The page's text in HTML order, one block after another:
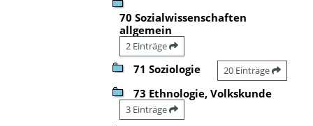
70 Sozialwissenschaften
allgemein
2 Einträge
71 Soziologie 20 Einträge
73 Ethnologie, Volkskunde
3 Einträge